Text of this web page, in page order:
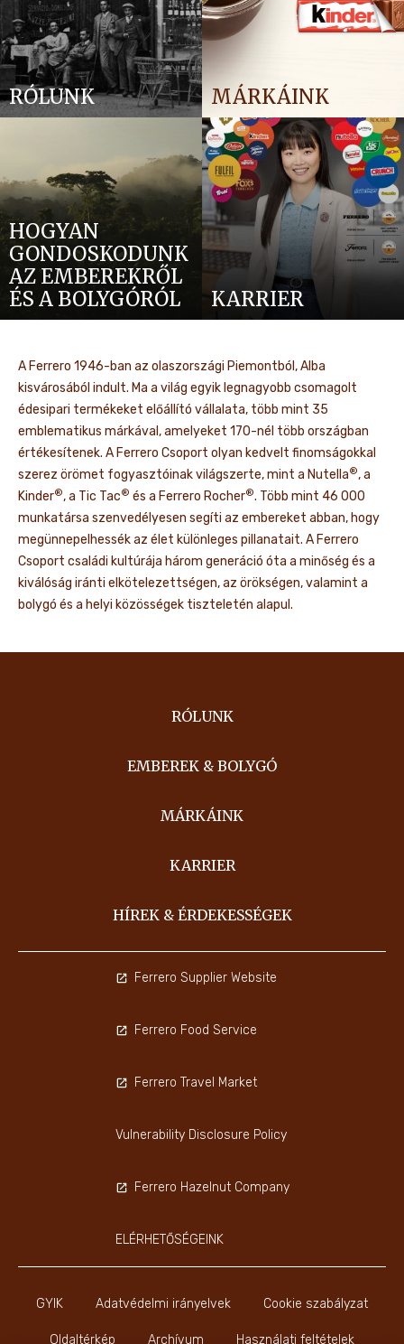
RÓLUNK MÁRKÁINK
HOGYAN
GONDOSKODUNK
AZ EMBEREKRŐL
ÉS A BOLYGÓRÓL
KARRIER
A Ferrero 1946-ban az olaszországi Piemontból, Alba
kisvárosából indult. Ma a világ egyik legnagyobb csomagolt
édesipari termékeket előállító vállalata, több mint 35
emblematikus márkával, amelyeket 170-nél több országban
értékesítenek. A Ferrero Csoport olyan kedvelt finomságokkal
szerez örömet fogyasztóinak világszerte, mint a Nutella®, a
Kinder®, a Tic Tac® és a Ferrero Rocher®. Több mint 46 000
munkatársa szenvedélyesen segíti az embereket abban, hogy
megünnepelhessék az élet különleges pillanatait. A Ferrero
Csoport családi kultúrája három generáció óta a minőség és a
kiválóság iránti elkötelezettségen, az örökségen, valamint a
bolygó és a helyi közösségek tiszteletén alapul.
RÓLUNK
EMBEREK & BOLYGÓ
MÁRKÁINK
KARRIER
HÍREK & ÉRDEKESSÉGEK
GYIK Adatvédelmi irányelvek Cookie szabályzat
Oldaltérkép Archívum Használati feltételek
Ferrero Supplier Website
Ferrero Food Service
Ferrero Travel Market
Vulnerability Disclosure Policy
Ferrero Hazelnut Company
ELÉRHETŐSÉGEINK